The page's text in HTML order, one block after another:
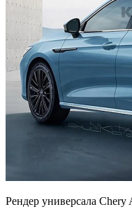
Рендер универсала Chery